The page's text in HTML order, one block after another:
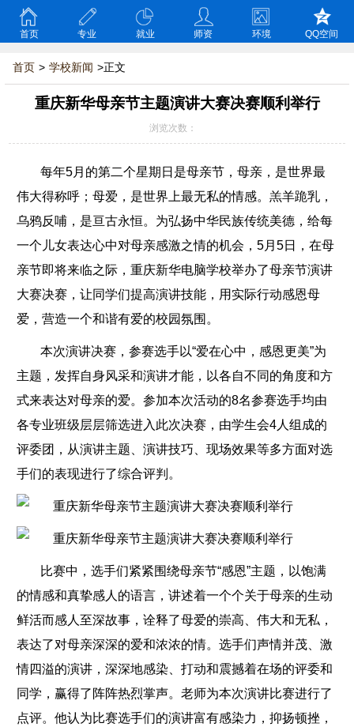
首页 专业 就业 师资 环境 QQ空间
首页 > 学校新闻 >正文
重庆新华母亲节主题演讲大赛决赛顺利举行
浏览次数：
每年5月的第二个星期日是母亲节，母亲，是世界最
伟大得称呼；母爱，是世界上最无私的情感。羔羊跪乳，
乌鸦反哺，是亘古永恒。为弘扬中华民族传统美德，给每
一个儿女表达心中对母亲感激之情的机会，5月5日，在母
亲节即将来临之际，重庆新华电脑学校举办了母亲节演讲
大赛决赛，让同学们提高演讲技能，用实际行动感恩母
爱，营造一个和谐有爱的校园氛围。
本次演讲决赛，参赛选手以“爱在心中，感恩更美”为
主题，发挥自身风采和演讲才能，以各自不同的角度和方
式来表达对母亲的爱。参加本次活动的8名参赛选手均由
各专业班级层层筛选进入此次决赛，由学生会4人组成的
评委团，从演讲主题、演讲技巧、现场效果等多方面对选
手们的表现进行了综合评判。
比赛中，选手们紧紧围绕母亲节“感恩”主题，以饱满
的情感和真挚感人的语言，讲述着一个个关于母亲的生动
鲜活而感人至深故事，诠释了母爱的崇高、伟大和无私，
表达了对母亲深深的爱和浓浓的情。选手们声情并茂、激
情四溢的演讲，深深地感染、打动和震撼着在场的评委和
同学，赢得了阵阵热烈掌声。老师为本次演讲比赛进行了
点评。他认为比赛选手们的演讲富有感染力，抑扬顿挫，